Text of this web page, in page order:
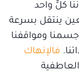
كلٌّ واحد
ينتقل بسرعة
جسمنا ومواقفنا
فالإنهاك
العاطفية